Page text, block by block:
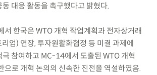
대응 활동을 촉구했다고 밝혔다.
서 한국은 WTO 개혁 작업계획과 전자상거래
엄) 연장, 투자원활화협정 등 미결 과제에
극 참여하고 MC-14에서 도출된 WTO 개혁
으로 개혁 논의의 신속한 진전을 역설하였음.